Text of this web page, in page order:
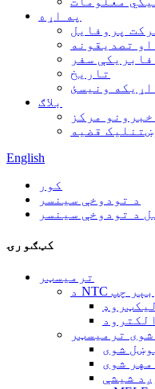
په اړه
پروفایل
تصدیقونه
فابریکې سفر
تاریخ
اړیکه ونیسئ
بلاګ
خبرونو مرکز
قضیه
English
کور
د تودوخې سینسر
د تودوخې سینسر
کټګورۍ
ترمیسټر
د NTC بېر چپ
ترمیسټر